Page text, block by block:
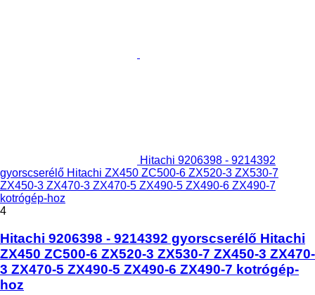
Hitachi 9206398 - 9214392
gyorscserélő Hitachi ZX450 ZC500-6 ZX520-3 ZX530-7
ZX450-3 ZX470-3 ZX470-5 ZX490-5 ZX490-6 ZX490-7
kotrógép-hoz
4
Hitachi 9206398 - 9214392 gyorscserélő Hitachi
ZX450 ZC500-6 ZX520-3 ZX530-7 ZX450-3 ZX470-
3 ZX470-5 ZX490-5 ZX490-6 ZX490-7 kotrógép-
hoz